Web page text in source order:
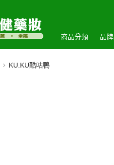
商品分類 品
KU.KU酷咕鴨